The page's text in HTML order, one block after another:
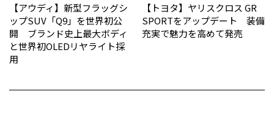
【アウディ】新型フラッグシ
ップSUV「Q9」を世界初公
開 ブランド史上最大ボディ
と世界初OLEDリヤライト採
用
【トヨタ】ヤリスクロス GR
SPORTをアップデート 装備
充実で魅力を高めて発売